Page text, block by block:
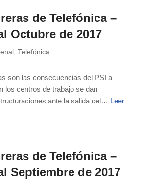
de Telefónica –
Octubre de 2017
, Telefónica
son las consecuencias del PSI a
los centros de trabajo se dan
ante la salida del… Leer
de Telefónica –
Septiembre de 2017